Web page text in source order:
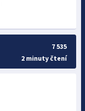
7 535
2 minuty čtení